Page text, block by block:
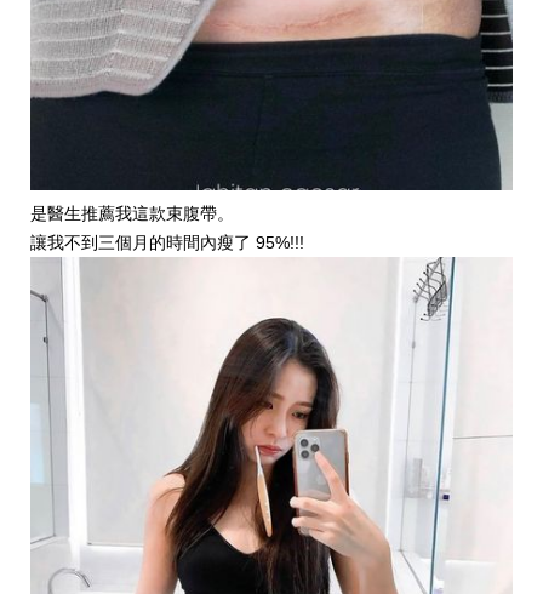
是醫生推薦我這款束腹帶。
讓我不到三個月的時間內瘦了 95%!!!